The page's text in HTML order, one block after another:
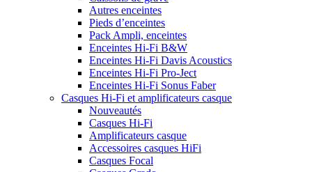
Autres enceintes
Pieds d’enceintes
Pack Ampli, enceintes
Enceintes Hi-Fi B&W
Enceintes Hi-Fi Davis Acoustics
Enceintes Hi-Fi Pro-Ject
Enceintes Hi-Fi Sonus Faber
Casques Hi-Fi et amplificateurs casque
Nouveautés
Casques Hi-Fi
Amplificateurs casque
Accessoires casques HiFi
Casques Focal